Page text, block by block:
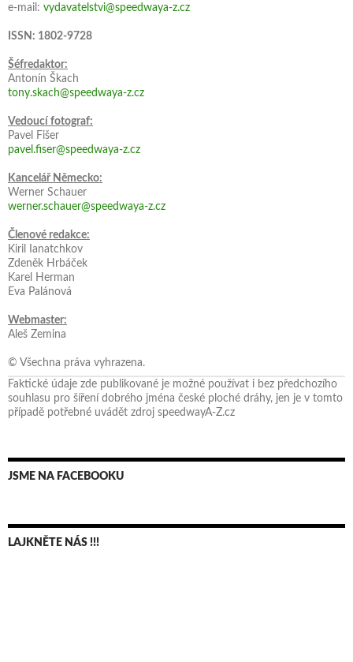
e-mail: vydavatelstvi@speedwaya-z.cz
ISSN: 1802-9728
Šéfredaktor:
Antonín Škach
tony.skach@speedwaya-z.cz
Vedoucí fotograf:
Pavel Fišer
pavel.fiser@speedwaya-z.cz
Kancelář Německo:
Werner Schauer
werner.schauer@speedwaya-z.cz
Členové redakce:
Kiril Ianatchkov
Zdeněk Hrbáček
Karel Herman
Eva Palánová
Webmaster:
Aleš Zemina
© Všechna práva vyhrazena.
Faktické údaje zde publikované je možné používat i bez předchozího
souhlasu pro šíření dobrého jména české ploché dráhy, jen je v tomto
případě potřebné uvádět zdroj speedwayA-Z.cz
JSME NA FACEBOOKU
LAJKNĚTE NÁS !!!